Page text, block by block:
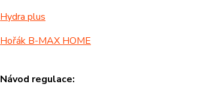
Hydra plus
Hořák B-MAX HOME
Návod regulace: